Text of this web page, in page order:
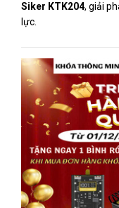
Siker KTK204, giải
lực.